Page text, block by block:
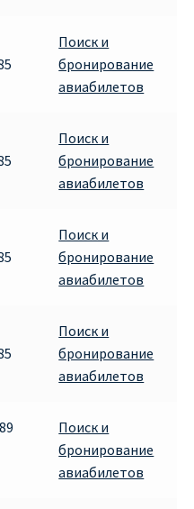
РЕЙСОВ RYANAIR
Поиск и
бронирование
авиабилетов
Поиск и
бронирование
авиабилетов
Поиск и
бронирование
авиабилетов
Поиск и
бронирование
авиабилетов
Поиск и
бронирование
авиабилетов